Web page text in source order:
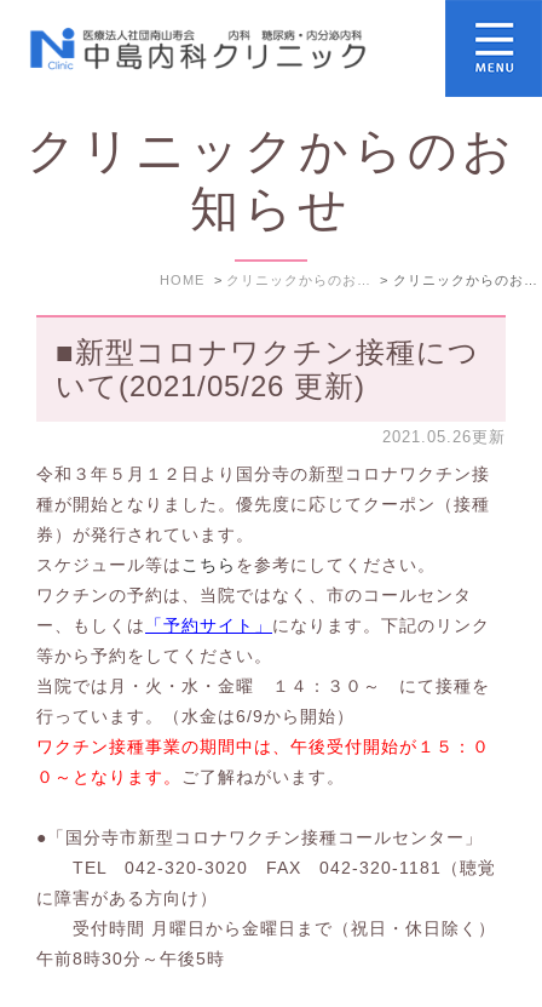
クリニックからのお
知らせ
HOME
■新型コロナワクチン接種につ
いて(2021/05/26 更新)
2021.05.26更新
令和３年５月１２日より国分寺の新型コロナワクチン接
種が開始となりました。優先度に応じてクーポン（接種
券）が発行されています。
スケジュール等は こちら を参考にしてください。
ワクチンの予約は、当院ではなく、市のコールセンタ
ー、もしくは
「予約サイト」 になります。下記のリンク
等から予約をしてください。
当院では月・火・水・金曜 １４：３０～ にて接種を
行っています。（水金は6/9から開始）
ワクチン接種事業の期間中は、午後受付開始が１５：０
０～となります。
ご了解ねがいます。
●「国分寺市新型コロナワクチン接種コールセンター」
TEL 042-320-3020 FAX 042-320-1181（聴覚
に障害がある方向け）
受付時間 月曜日から金曜日まで（祝日・休日除く）
午前8時30分～午後5時